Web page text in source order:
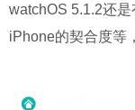
watchOS 5.1.2还
iPhone的契合度等